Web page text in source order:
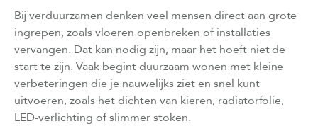
Bij verduurzamen denken veel mensen direct aan grote
ingrepen, zoals vloeren openbreken of installaties
vervangen. Dat kan nodig zijn, maar het hoeft niet de
start te zijn. Vaak begint duurzaam wonen met kleine
verbeteringen die je nauwelijks ziet en snel kunt
uitvoeren, zoals het dichten van kieren, radiatorfolie,
LED-verlichting of slimmer stoken.